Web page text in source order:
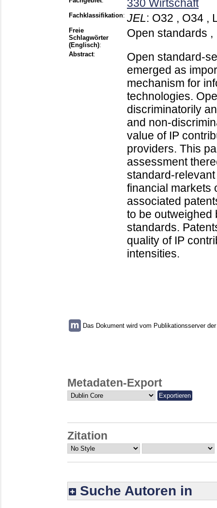
330 Wirtschaft
Fachklassifikation: JEL: O32 , O34 ,
Freie
Schlagwörter
(Englisch):
Open standards
Abstract:
Open standard-
emerged as
mechanism for
technologies.
discriminatorily
and non-
value of IP
providers. This
assessment
standard-
financial markets
associated
to be outweighed
standards.
quality of IP
intensities.
Das Dokument wird vom Publikationsserver
Metadaten-Export
Zitation
Suche Autoren in